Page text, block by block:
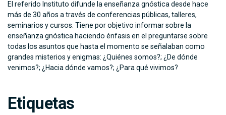
El referido Instituto difunde la enseñanza gnóstica desde hace
más de 30 años a través de conferencias públicas, talleres,
seminarios y cursos. Tiene por objetivo informar sobre la
enseñanza gnóstica haciendo énfasis en el preguntarse sobre
todas los asuntos que hasta el momento se señalaban como
grandes misterios y enigmas: ¿Quiénes somos?; ¿De dónde
venimos?; ¿Hacia dónde vamos?; ¿Para qué vivimos?
Etiquetas